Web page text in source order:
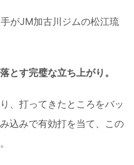
がJM加古川ジムの松江琉
とす完璧な立ち上がり。
、打ってきたところをバッ
込みで有効打を当て、この